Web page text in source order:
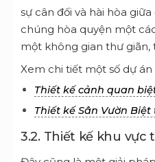
sự cân đối và hài hòa
chúng hòa quyện một
một không gian thư giãn,
Xem chi tiết một số dự án
Thiết kế cảnh quan
Thiết kế Sân Vườn
3.2. Thiết kế khu vực